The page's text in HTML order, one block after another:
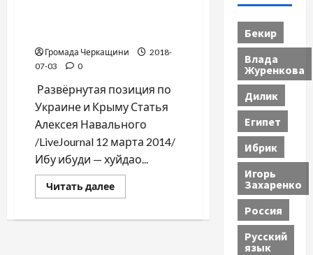
Громада Черкащини
2018-
07-03
0
Развёрнутая позиция по
Украине и Крыму Статья
Алексея Навального
/LiveJournal 12 марта 2014/
Ибу ибуди — хуйдао...
Читать далееПрочитать
больше
«золотые
Бекир
Влада
Журенкова
Дилик
Египет
Ибрик
Игорь
Захаренко
Россия
Русский
язык